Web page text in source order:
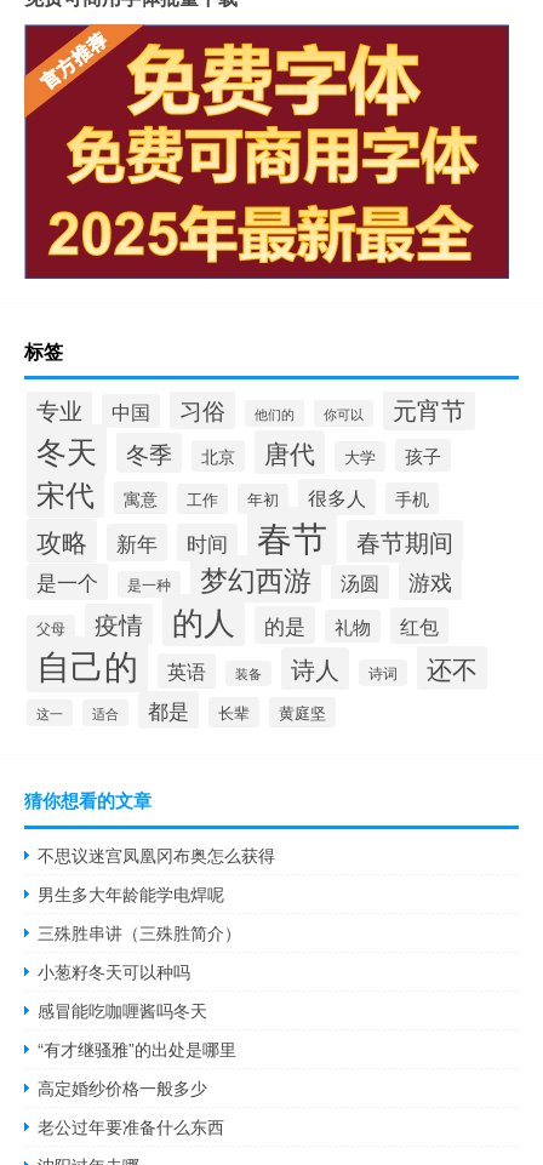
标签
专业 中国 习俗 他们的 你可以 元宵节
冬天 冬季 北京 唐代 大学 孩子
宋代 寓意 工作 年初 很多人 手机
攻略 新年 时间 春节 春节期间
是一个 是一种 梦幻西游 汤圆 游戏
父母 疫情 的人 的是 礼物 红包
自己的 英语 装备 诗人 诗词 还不
这一 适合 都是 长辈 黄庭坚
猜你想看的文章
不思议迷宫凤凰冈布奥怎么获得
男生多大年龄能学电焊呢
三殊胜串讲（三殊胜简介）
小葱籽冬天可以种吗
感冒能吃咖喱酱吗冬天
“有才继骚雅”的出处是哪里
高定婚纱价格一般多少
老公过年要准备什么东西